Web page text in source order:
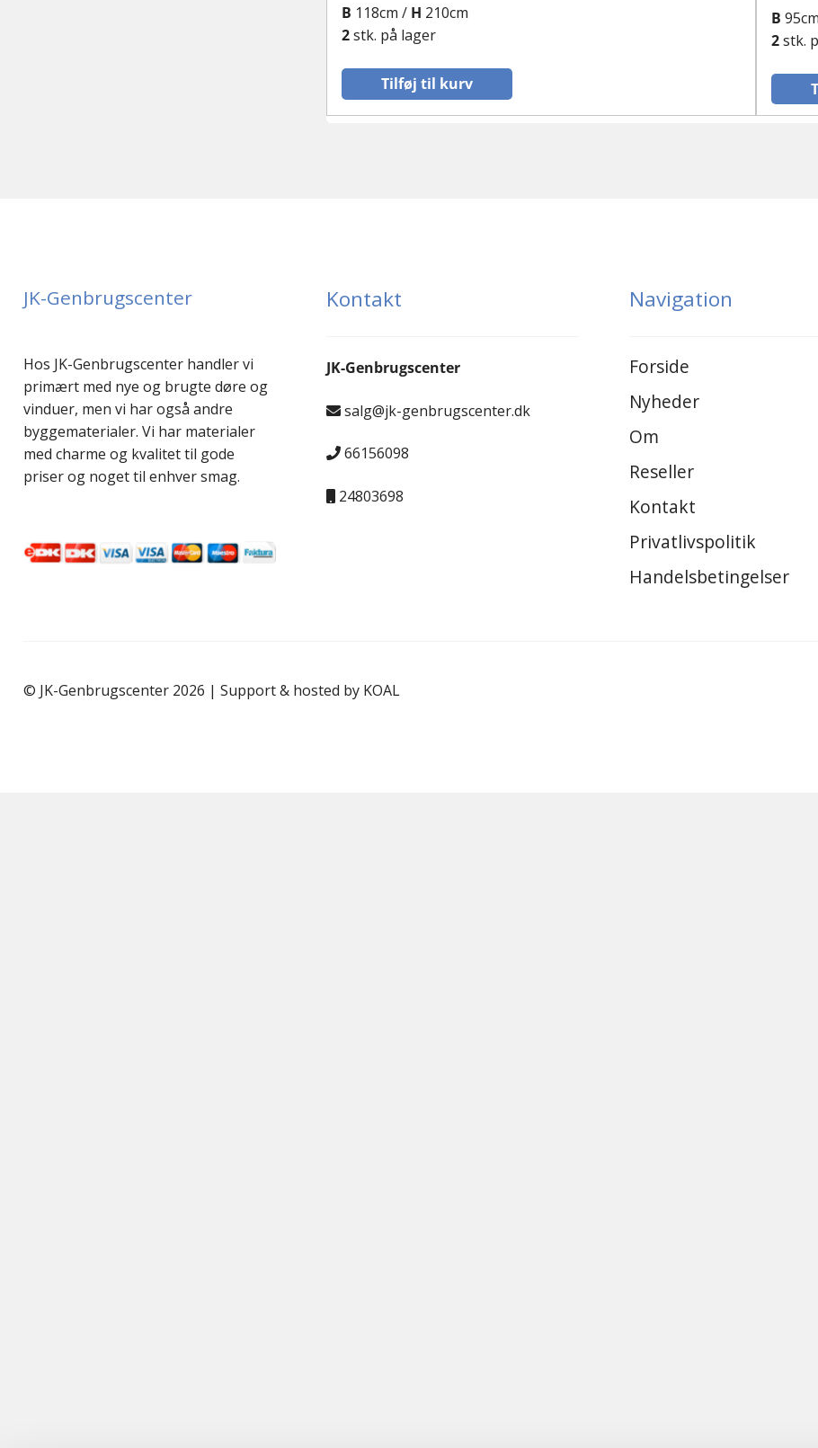
Tilføj til kurv
B 118cm / H 210cm
2stk. på lager
B
2stk.
JK-Genbrugscenter
Hos JK-Genbrugscenter handler vi
primært med nye og brugte døre og
vinduer, men vi har også andre
byggematerialer. Vi har materialer
med charme og kvalitet til gode
priser og noget til enhver smag.
Kontakt
JK-Genbrugscenter
salg@jk-genbrugscenter.dk
66156098
24803698
Navigation
Forside
Nyheder
Om
Reseller
Kontakt
Privatlivspolitik
Handelsbetingelser
© JK-Genbrugscenter 2026 | Support & hosted by KOAL